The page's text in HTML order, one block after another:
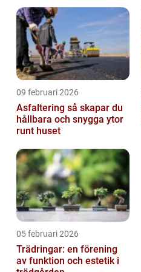
09 februari 2026
Asfaltering så skapar du
hållbara och snygga ytor
runt huset
05 februari 2026
Trädringar: en förening
av funktion och estetik i